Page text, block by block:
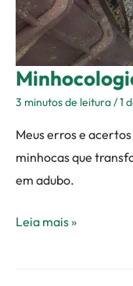
3 minutos de leitura/1
Meus erros e
minhocas que
em adubo.
Leia mais »